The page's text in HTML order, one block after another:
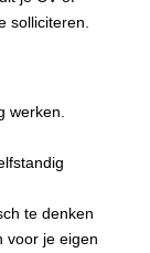
solliciteren.
werken.
te denken
voor je eigen